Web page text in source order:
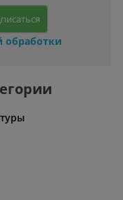
обработки